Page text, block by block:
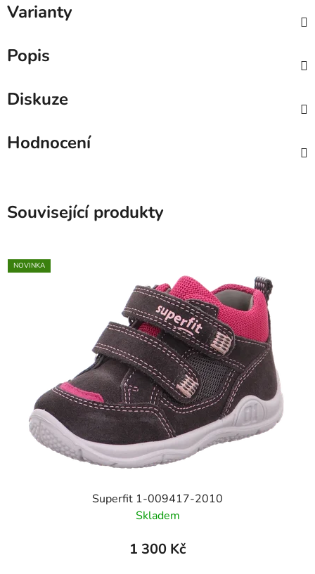
Varianty
Popis
Diskuze
Hodnocení
Související produkty
NOVINKA
Superfit 1-009417-2010
Skladem
1 300 Kč